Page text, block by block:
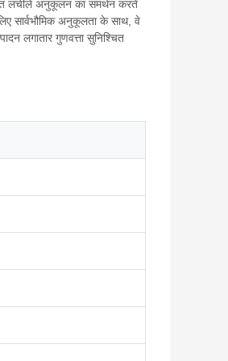
लचीले अनुकूलन का समर्थन करते
सार्वभौमिक अनुकूलता के साथ, वे
लगातार गुणवत्ता सुनिश्चित